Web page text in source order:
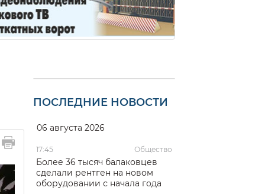
ПОСЛЕДНИЕ НОВОСТИ
06 августа 2026
17:45 Общество
Более 36 тысяч балаковцев
сделали рентген на новом
оборудовании с начала года